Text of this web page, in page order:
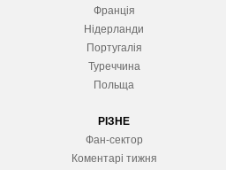
Франція
Нідерланди
Португалія
Туреччина
Польща
РІЗНЕ
Фан-сектор
Коментарі тижня